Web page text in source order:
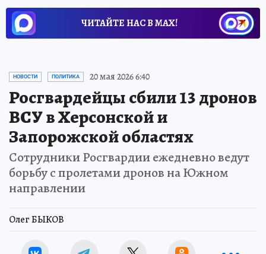
ЧИТАЙТЕ НАС В МАХ!
НОВОСТИ ПОЛИТИКА 20 мая 2026 6:40
Росгвардейцы сбили 13 дронов
ВСУ в Херсонской и
Запорожской областях
Сотрудники Росгвардии ежедневно ведут
борьбу с пролетами дронов на Южном
направлении
Олег БЫКОВ